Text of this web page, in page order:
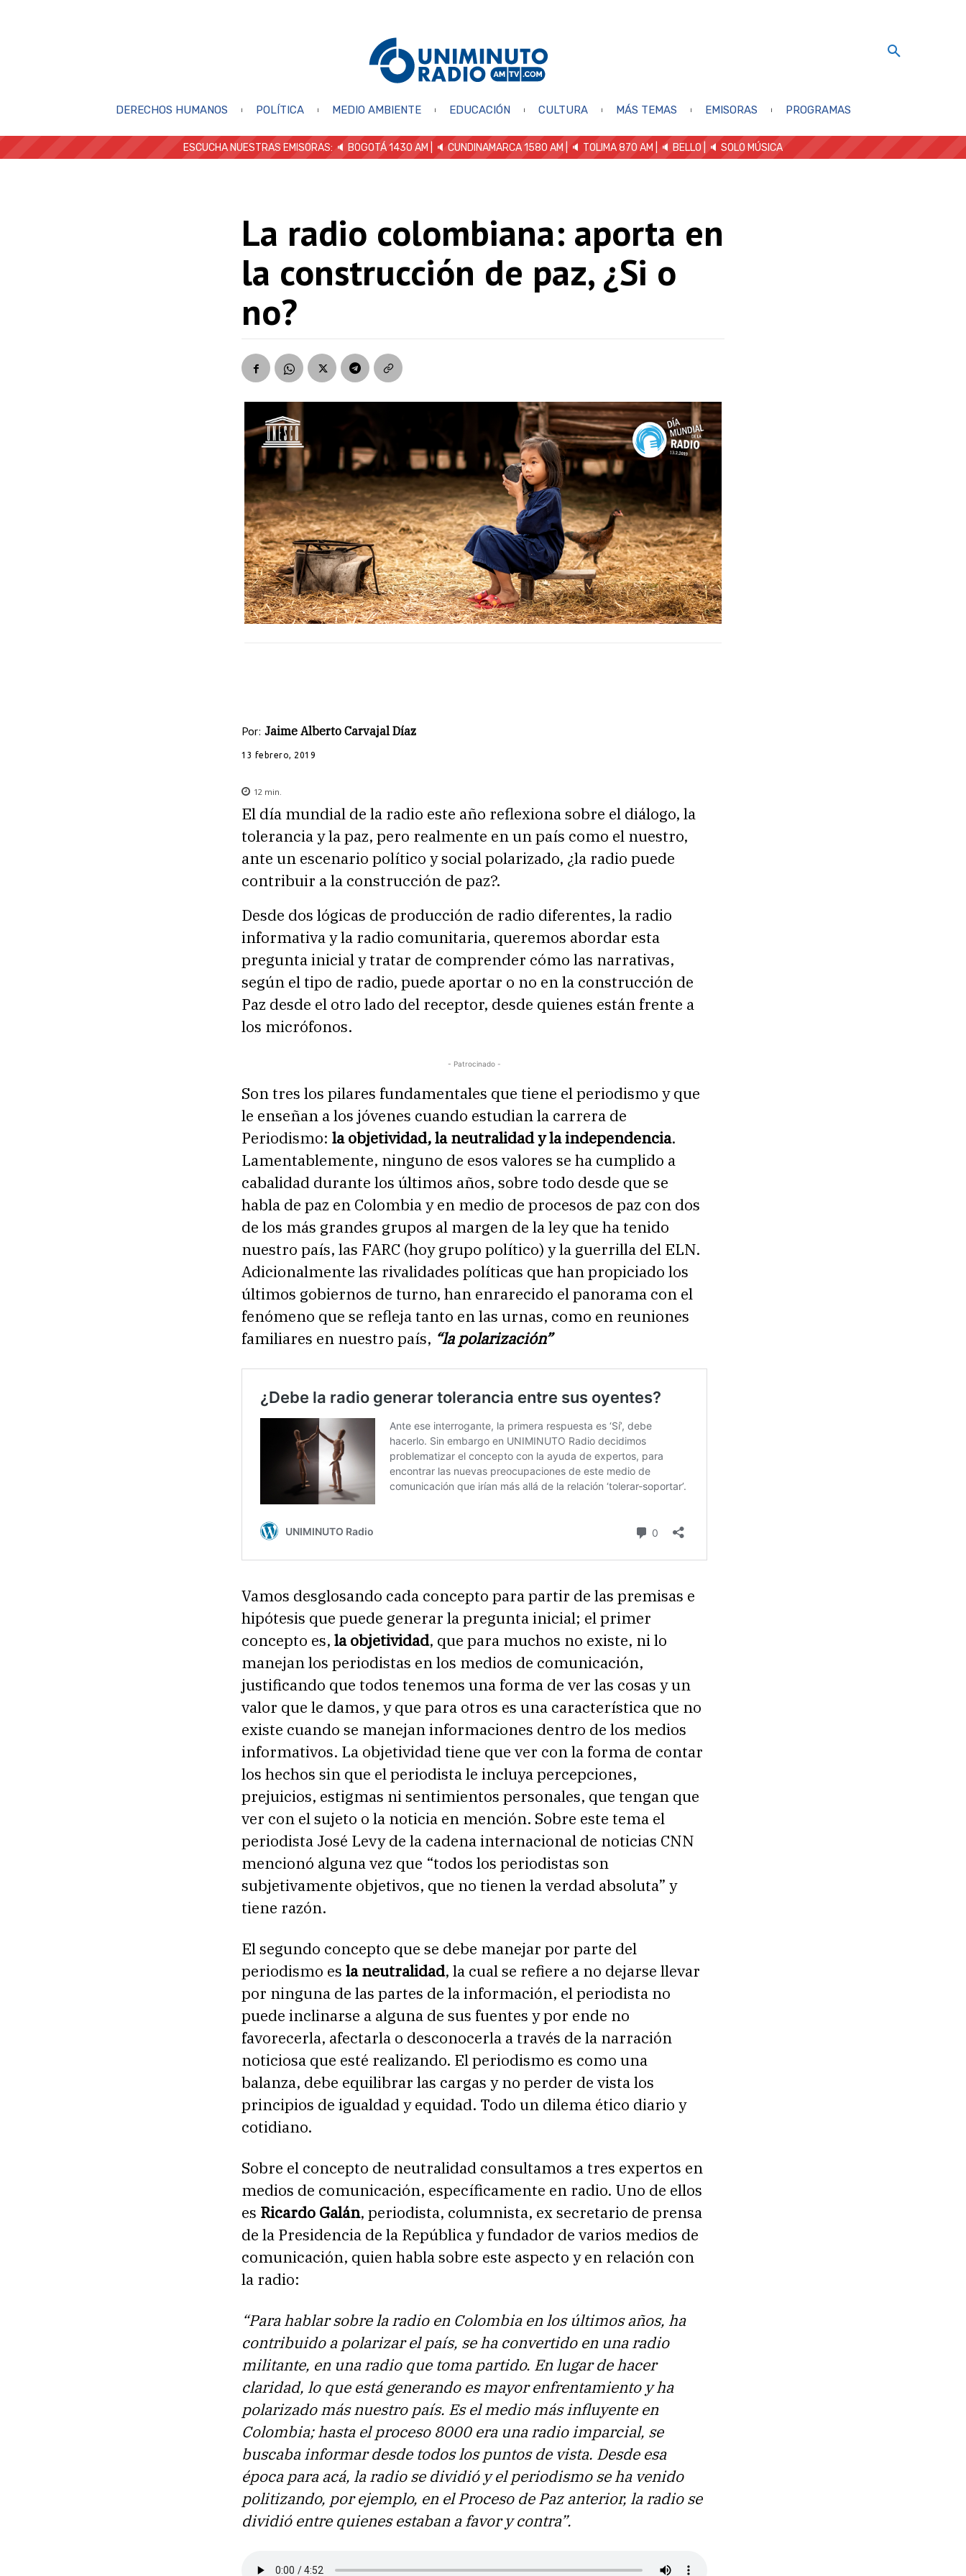
DERECHOS HUMANOS POLÍTICA MEDIO AMBIENTE EDUCACIÓN CULTURA MÁS TEMAS EMISORAS PROGRAMAS
ESCUCHA NUESTRAS EMISORAS: 🔈 BOGOTÁ 1430 AM | 🔈 CUNDINAMARCA 1580 AM | 🔈 TOLIMA 870 AM | 🔈 BELLO 🔈 SOLO MÚSICA
La radio colombiana: aporta en
la construcción de paz, ¿Si o
no?
Por: Jaime Alberto Carvajal Díaz
13 febrero, 2019
12 min.
El día mundial de la radio este año reflexiona sobre el diálogo, la
tolerancia y la paz, pero realmente en un país como el nuestro,
ante un escenario político y social polarizado, ¿la radio puede
contribuir a la construcción de paz?.
Desde dos lógicas de producción de radio diferentes, la radio
informativa y la radio comunitaria, queremos abordar esta
pregunta inicial y tratar de comprender cómo las narrativas,
según el tipo de radio, puede aportar o no en la construcción de
Paz desde el otro lado del receptor, desde quienes están frente a
los micrófonos.
- Patrocinado -
Son tres los pilares fundamentales que tiene el periodismo y que
le enseñan a los jóvenes cuando estudian la carrera de
Periodismo: la objetividad, la neutralidad y la independencia.
Lamentablemente, ninguno de esos valores se ha cumplido a
cabalidad durante los últimos años, sobre todo desde que se
habla de paz en Colombia y en medio de procesos de paz con dos
de los más grandes grupos al margen de la ley que ha tenido
nuestro país, las FARC (hoy grupo político) y la guerrilla del ELN.
Adicionalmente las rivalidades políticas que han propiciado los
últimos gobiernos de turno, han enrarecido el panorama con el
fenómeno que se refleja tanto en las urnas, como en reuniones
familiares en nuestro país, “la polarización”
Vamos desglosando cada concepto para partir de las premisas e
hipótesis que puede generar la pregunta inicial; el primer
concepto es, la objetividad, que para muchos no existe, ni lo
manejan los periodistas en los medios de comunicación,
justificando que todos tenemos una forma de ver las cosas y un
valor que le damos, y que para otros es una característica que no
existe cuando se manejan informaciones dentro de los medios
informativos. La objetividad tiene que ver con la forma de contar
los hechos sin que el periodista le incluya percepciones,
prejuicios, estigmas ni sentimientos personales, que tengan que
ver con el sujeto o la noticia en mención. Sobre este tema el
periodista José Levy de la cadena internacional de noticias CNN
mencionó alguna vez que “todos los periodistas son
subjetivamente objetivos, que no tienen la verdad absoluta” y
tiene razón.
El segundo concepto que se debe manejar por parte del
periodismo es la neutralidad, la cual se refiere a no dejarse llevar
por ninguna de las partes de la información, el periodista no
puede inclinarse a alguna de sus fuentes y por ende no
favorecerla, afectarla o desconocerla a través de la narración
noticiosa que esté realizando. El periodismo es como una
balanza, debe equilibrar las cargas y no perder de vista los
principios de igualdad y equidad. Todo un dilema ético diario y
cotidiano.
Sobre el concepto de neutralidad consultamos a tres expertos en
medios de comunicación, específicamente en radio. Uno de ellos
es Ricardo Galán, periodista, columnista, ex secretario de prensa
de la Presidencia de la República y fundador de varios medios de
comunicación, quien habla sobre este aspecto y en relación con
la radio:
“Para hablar sobre la radio en Colombia en los últimos años, ha
contribuido a polarizar el país, se ha convertido en una radio
militante, en una radio que toma partido. En lugar de hacer
claridad, lo que está generando es mayor enfrentamiento y ha
polarizado más nuestro país. Es el medio más influyente en
Colombia; hasta el proceso 8000 era una radio imparcial, se
buscaba informar desde todos los puntos de vista. Desde esa
época para acá, la radio se dividió y el periodismo se ha venido
politizando, por ejemplo, en el Proceso de Paz anterior, la radio se
dividió entre quienes estaban a favor y contra”.